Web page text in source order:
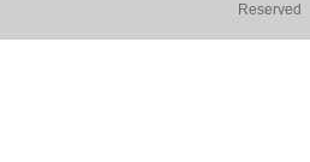
Reserved